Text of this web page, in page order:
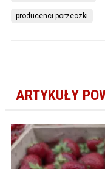
producenci porzeczki
ARTYKUŁY